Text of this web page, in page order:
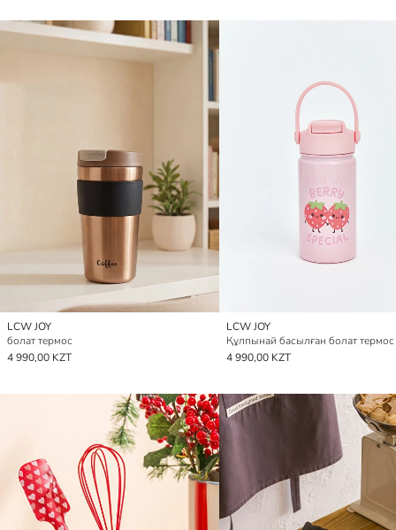
LCW JOY
болат термос
4 990,00 KZT
LCW JOY
4 990,00 KZT